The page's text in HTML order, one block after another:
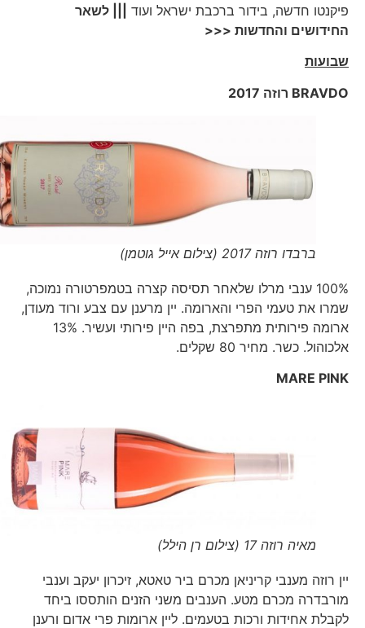
פיקנטו חדשה, בידור ברכבת ישראל ועוד||| לשאר
החידושים והחדשות <<<
שבועות
BRAVDOרוזה 2017
ברבדו רוזה 2017 (צילום אייל גוטמן)
100% ענבי מרלו שלאחר תסיסה קצרה בטמפרטורה נמוכה,
שמרו את טעמי הפרי והארומה. יין מרענן עם צבע ורוד מעודן,
ארומה פירותית מתפרצת, בפה היין פירותי ועשיר. 13%
אלכוהול. כשר. מחיר 80 שקלים.
MARE PINK
מאיה רוזה 17 (צילום רן הילל)
יין רוזה מענבי קריניאן מכרם ביר טאטא, זיכרון יעקב וענבי
מורבדרה מכרם מטע. הענבים משני הזנים הותססו ביחד
לקבלת אחידות ורכות בטעמים. ליין ארומות פרי אדום ורענן